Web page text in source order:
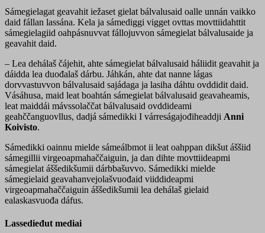
Sámegielagat geavahit iežaset gielat bálvalusaid oalle unnán vaikko
daid fállan lassána. Kela ja sámediggi vigget ovttas movttiidahttit
sámegielagiid oahpásnuvvat fállojuvvon sámegielat bálvalusaide ja
geavahit daid.
– Lea dehálaš čájehit, ahte sámegielat bálvalusaid háliidit geavahit ja
dáidda lea duođalaš dárbu. Jáhkán, ahte dat nanne lágas
dorvvastuvvon bálvalusaid sajádaga ja lasiha dáhtu ovddidit daid.
Vásáhusa, maid leat boahtán sámegielat bálvalusaid geavaheamis,
leat maiddái mávssolaččat bálvalusaid ovddideami
geahččanguovllus, dadjá sámedikki I várreságajođiheaddji Anni
Koivisto.
Sámedikki oainnu mielde sámeálbmot ii leat oahppan dikšut áššiid
sámegillii virgeoapmahaččaiguin, ja dan dihte movttiideapmi
sámegielat áššedikšumii dárbbašuvvo. Sámedikki mielde
sámegielaid geavahanvejolašvuođaid viiddideapmi
virgeoapmahaččaiguin áššedikšumii lea dehálaš gielaid
ealaskasvuođa dáfus.
Lassedieđut mediai